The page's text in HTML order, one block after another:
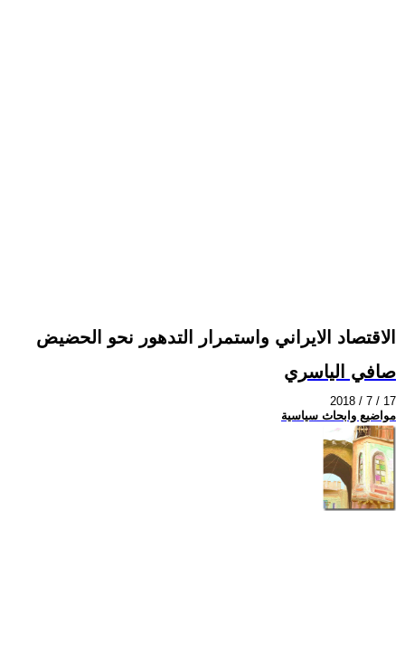
الاقتصاد الايراني واستمرار التدهور نحو الحضيض
صافي الياسري
2018 / 7 / 17
مواضيع وابحاث سياسية